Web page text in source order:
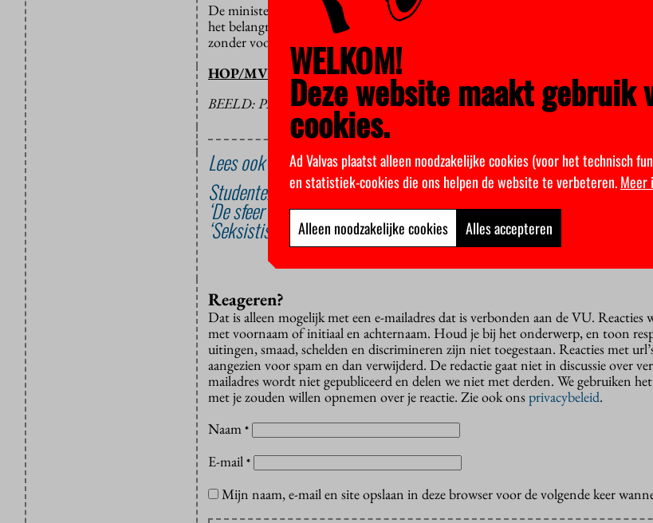
De minister
vertrouwt erop dat instellingen snel reageren als er sprake is van zulk
het belangrijk dat slachtoffers “zich aangemoedigd voelen” om met hun verhalen
zonder voor hun studie, carrière of rechtspositie te hoeven vrezen.
HOP/MVS
BEELD: PIXABAY/SURDUMIHAIL
Lees ook
Studenten eisen sociale veiligheid, rector belooft verbetering
‘De sfeer ’s nachts is vaak echt grimmig’
‘Seksistisch geweld niet alleen probleem bij studentenverenigingen’
Reageren?
Dat is alleen mogelijk met een e-mailadres dat is verbonden aan de VU. Reacties
met voornaam of initiaal en achternaam. Houd je bij het onderwerp, en toon
uitingen, smaad, schelden en discrimineren zijn niet toegestaan. Reacties met
aangezien voor spam en dan verwijderd. De redactie gaat niet in discussie over
mailadres wordt niet gepubliceerd en delen we niet met derden. We gebruiken
met je zouden willen opnemen over je reactie. Zie ook onsprivacybeleid.
Naam *
E-mail *
Mijn naam, e-mail en site opslaan in deze browser voor de volgende keer
WELKOM!
Deze website maakt gebruik
cookies.
Ad Valvas plaatst alleen noodzakelijke cookies (voor het technisch
en statistiek-cookies die ons helpen de website te verbeteren.Meer
Alleen noodzakelijke cookies Alles accepteren